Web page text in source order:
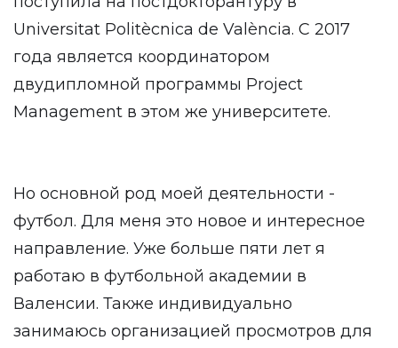
Universitat Politècnica de València. С 2017
года является координатором
двудипломной программы Project
Management в этом же университете.
Но основной род моей деятельности -
футбол. Для меня это новое и интересное
направление. Уже больше пяти лет я
работаю в футбольной академии в
Валенсии. Также индивидуально
занимаюсь организацией просмотров для